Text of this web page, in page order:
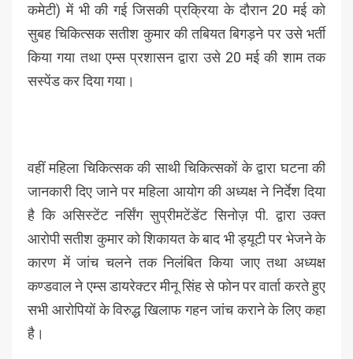
कमेटी) में भी की गई जिसकी प्रक्रिया के दौरान 20 मई को
सुबह चिकित्सक सतीश कुमार की तबियत बिगड़ने पर उसे भर्ती
किया गया तथा एम्स प्रशासन द्वारा उसे 20 मई की शाम तक
सस्पेंड कर दिया गया।
वहीं महिला चिकित्सक की साथी चिकित्सकों के द्वारा घटना की
जानकारी दिए जाने पर महिला आयोग की अध्यक्ष ने निर्देश दिया
है कि असिस्टेंट नर्सिंग सुप्रीमटेंडेंट सिनोज़ पी. द्वारा उक्त
आरोपी सतीश कुमार को शिकायत के बाद भी ड्यूटी पर भेजने के
कारण में जांच चलने तक निलंबित किया जाए तथा अध्यक्ष
कण्डवाल ने एम्स डायरेक्टर मीनू सिंह से फोन पर वार्ता करते हुए
सभी आरोपियों के विरुद्ध खिलाफ गहन जांच कराने के लिए कहा
है।